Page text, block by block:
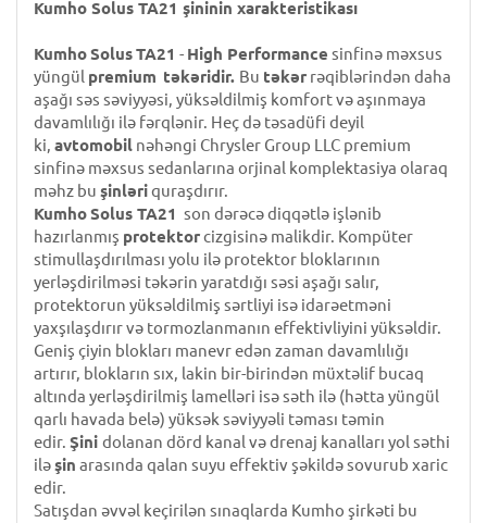
Kumho Solus TA21 şininin xarakteristikası
KumhoSolusTA21 - High Performance sinfinə məxsus
yüngül premium təkəridir. Bu təkər rəqiblərindən daha
aşağı səs səviyyəsi, yüksəldilmiş komfort və aşınmaya
davamlılığı ilə fərqlənir. Heç də təsadüfi deyil
ki, avtomobil nəhəngi Chrysler Group LLC premium
sinfinə məxsus sedanlarına orjinal komplektasiya olaraq
məhz bu şinləriquraşdırır.
KumhoSolus TA21 son dərəcə diqqətlə işlənib
hazırlanmış protektorcizgisinə malikdir. Kompüter
stimullaşdırılması yolu ilə protektor bloklarının
yerləşdirilməsi təkərin yaratdığı səsi aşağı salır,
protektorun yüksəldilmiş sərtliyi isə idarəetməni
yaxşılaşdırır və tormozlanmanın effektivliyini yüksəldir.
Geniş çiyin blokları manevr edən zaman davamlılığı
artırır, blokların sıx, lakin bir-birindən müxtəlif bucaq
altında yerləşdirilmiş lamelləri isə səth ilə (hətta yüngül
qarlı havada belə) yüksək səviyyəli təması təmin
edir. Şini dolanan dörd kanal və drenaj kanalları yol səthi
iləşin arasında qalan suyu effektiv şəkildə sovurub xaric
edir.
Satışdan əvvəl keçirilən sınaqlarda Kumho şirkəti bu